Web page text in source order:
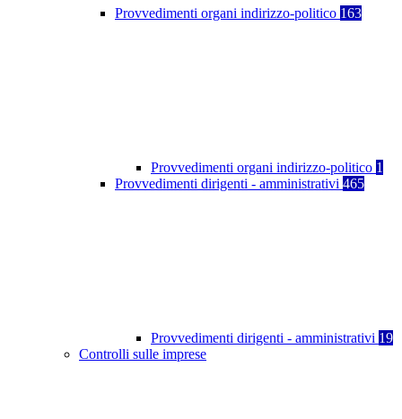
Provvedimenti organi indirizzo-politico 163
Provvedimenti organi indirizzo-politico 1
Provvedimenti dirigenti - amministrativi 465
Provvedimenti dirigenti - amministrativi 19
Controlli sulle imprese